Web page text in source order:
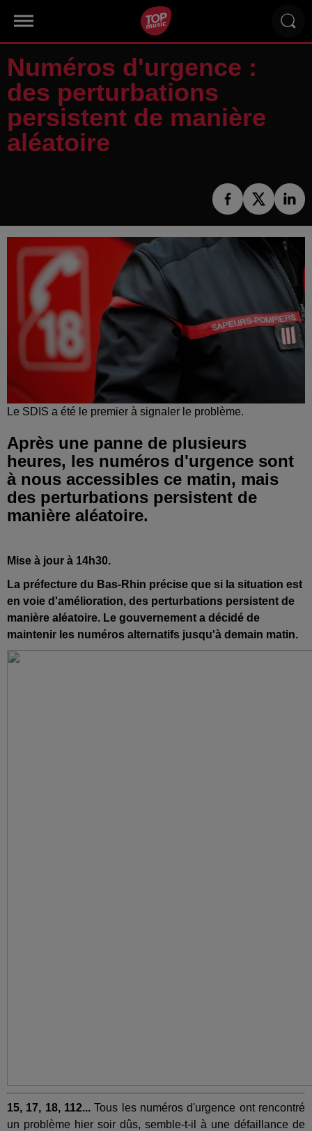
Numéros d'urgence :
des perturbations
persistent de manière
aléatoire
Le SDIS a été le premier à signaler le problème.
Après une panne de plusieurs
heures, les numéros d'urgence sont
à nous accessibles ce matin, mais
des perturbations persistent de
manière aléatoire.
Mise à jour à 14h30.
La préfecture du Bas-Rhin précise que si la situation est
en voie d'amélioration, des perturbations persistent de
manière aléatoire. Le gouvernement a décidé de
maintenir les numéros alternatifs jusqu'à demain matin.
15, 17, 18, 112... Tous les numéros d'urgence ont rencontré
un problème hier soir dûs, semble-t-il à une défaillance de